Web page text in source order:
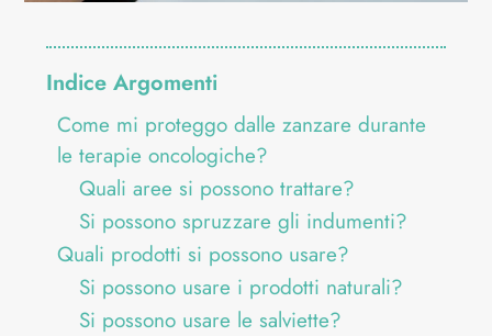
Indice Argomenti
Come mi proteggo dalle zanzare durante
le terapie oncologiche?
Quali aree si possono trattare?
Si possono spruzzare gli indumenti?
Quali prodotti si possono usare?
Si possono usare i prodotti naturali?
Si possono usare le salviette?